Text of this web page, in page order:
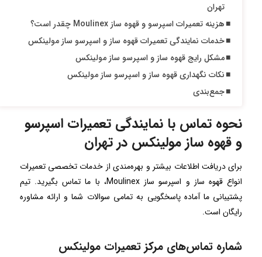
تهران
هزینه تعمیرات اسپرسو و قهوه ساز Moulinex چقدر است؟
خدمات نمایندگی تعمیرات قهوه ساز و اسپرسو ساز مولینکس
مشکل رایج قهوه ساز و اسپرسو ساز مولینکس
نکات نگهداری قهوه ساز و اسپرسو ساز مولینکس
جمع‌بندی
نحوه تماس با نمایندگی تعمیرات اسپرسو
و قهوه ساز مولینکس در تهران
برای دریافت اطلاعات بیشتر و بهره‌مندی از خدمات تخصصی تعمیرات
انواع قهوه ساز و اسپرسو ساز Moulinex، با ما تماس بگیرید. تیم
پشتیبانی ما آماده پاسخگویی به تمامی سوالات شما و ارائه مشاوره
رایگان است.
شماره تماس‌های مرکز تعمیرات مولینکس